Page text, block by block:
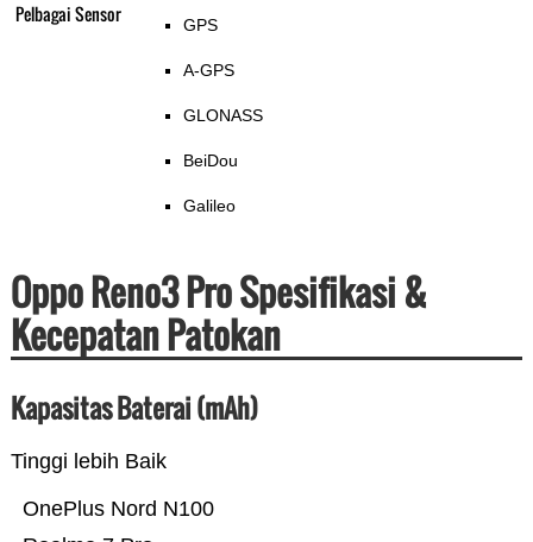
Pelbagai Sensor GPS
A-GPS
GLONASS
BeiDou
Galileo
Oppo Reno3 Pro Spesifikasi &
Kecepatan Patokan
Kapasitas Baterai (mAh)
Tinggi lebih Baik
OnePlus Nord N100